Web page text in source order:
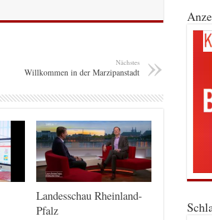
Nächstes
Willkommen in der Marzipanstadt
Landesschau Rheinland-
Pfalz